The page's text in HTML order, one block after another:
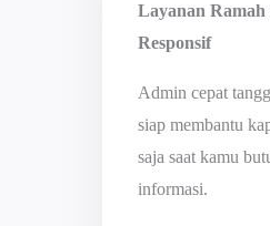
Layanan
Responsif
Admin cepat
siap membantu
saja saat kamu
informasi.